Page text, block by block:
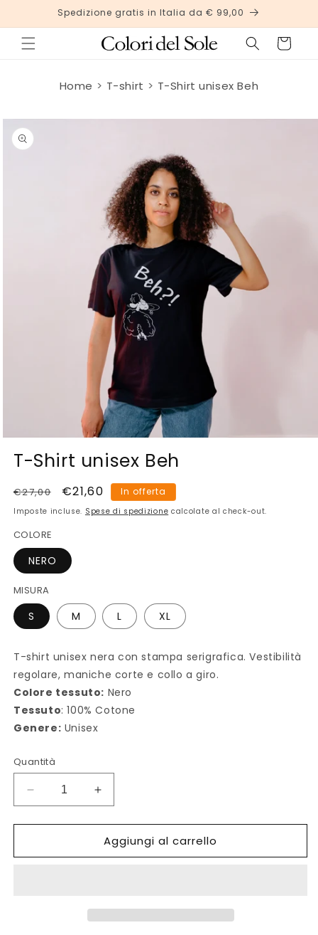
direttamente
ai contenuti
Spedizione gratis in Italia da € 99,00
Carrello
Home T-shirt
T-Shirt unisex Beh
informazioni
sul
prodotto
contenuti
multimediali
finestra
modale
T-Shirt unisex Beh
Prezzo
di
€27,00
Prezzo
scontato
€21,60 In offerta
Imposte incluse. Spese di spedizione calcolate al check-out.
COLORE
NERO
MISURA
S M L XL
T-shirt unisex nera con stampa serigrafica. Vestibilità
regolare, maniche corte e collo a giro.
Colore tessuto: Nero
Tessuto: 100% Cotone
Genere: Unisex
Quantità
Diminuisci
quantità
per
Shirt
Aumenta
quantità
per
T-
Shirt
Aggiungi al carrello